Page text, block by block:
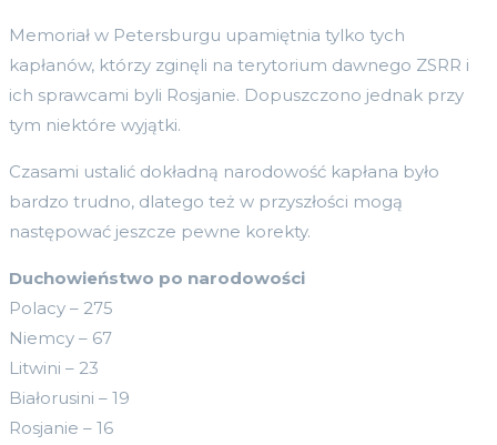
Memoriał w Petersburgu upamiętnia tylko tych
kapłanów, którzy zginęli na terytorium dawnego ZSRR i
ich sprawcami byli Rosjanie. Dopuszczono jednak przy
tym niektóre wyjątki.
Czasami ustalić dokładną narodowość kapłana było
bardzo trudno, dlatego też w przyszłości mogą
następować jeszcze pewne korekty.
Duchowieństwo po narodowości
Polacy – 275
Niemcy – 67
Litwini – 23
Białorusini – 19
Rosjanie – 16